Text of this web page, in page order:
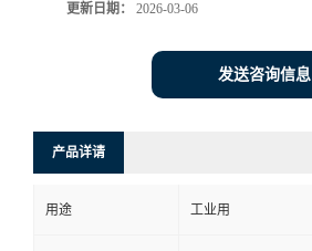
更新日期： 2026-03-06
发送咨询信息
产品详请
用途 工业用